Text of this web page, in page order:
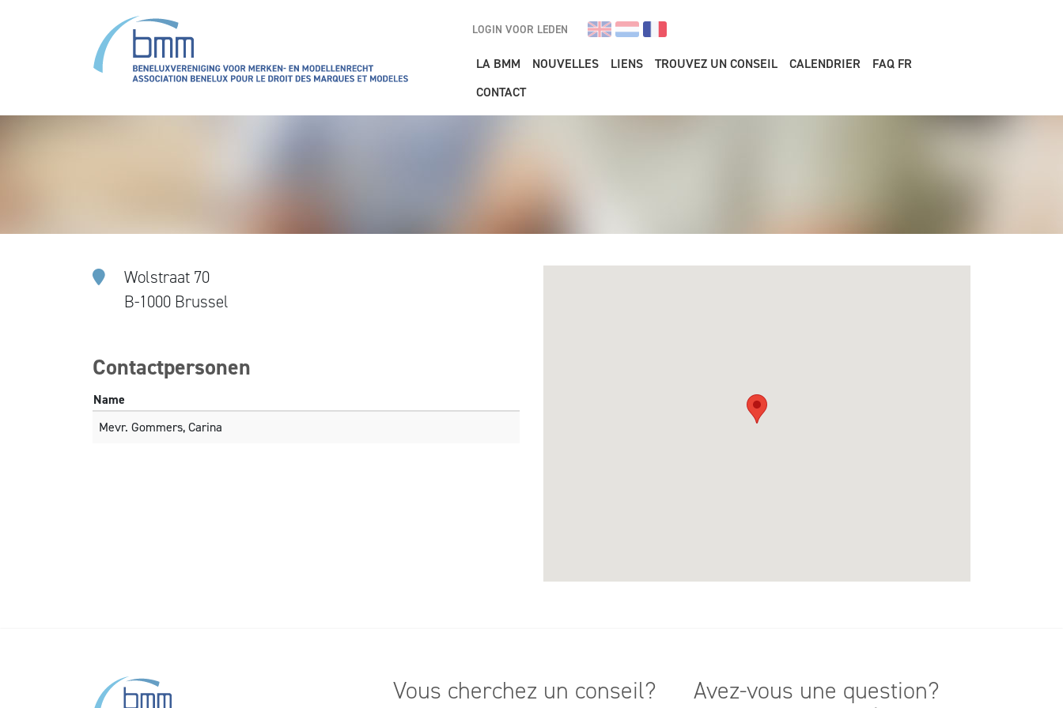
LOGIN VOOR LEDEN
Main navigation
LA BMM NOUVELLES LIENS TROUVEZ UN CONSEIL CALENDRIER
FAQ FR
CONTACT
Wolstraat 70
B-1000 Brussel
Contactpersonen
Name
Mevr. Gommers, Carina
Vous cherchez un conseil? Avez-vous une question?